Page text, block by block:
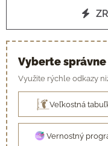
Vyberte správne
Využite rýchle odkazy
Veľkostná
Vernostný